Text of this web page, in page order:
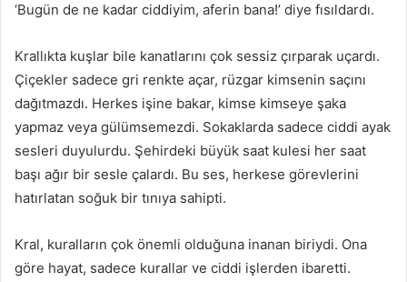
‘Bugün de ne kadar ciddiyim, aferin bana!’ diye fısıldardı.
Krallıkta kuşlar bile kanatlarını çok sessiz çırparak uçardı.
Çiçekler sadece gri renkte açar, rüzgar kimsenin saçını
dağıtmazdı. Herkes işine bakar, kimse kimseye şaka
yapmaz veya gülümsemezdi. Sokaklarda sadece ciddi ayak
sesleri duyulurdu. Şehirdeki büyük saat kulesi her saat
başı ağır bir sesle çalardı. Bu ses, herkese görevlerini
hatırlatan soğuk bir tınıya sahipti.
Kral, kuralların çok önemli olduğuna inanan biriydi. Ona
göre hayat, sadece kurallar ve ciddi işlerden ibaretti.